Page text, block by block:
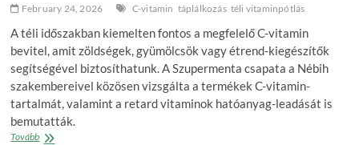
February 24, 2026 C-vitamin táplálkozás téli vitaminpótlás
A téli időszakban kiemelten fontos a megfelelő C-vitamin
bevitel, amit zöldségek, gyümölcsök vagy étrend-kiegészítők
segítségével biztosíthatunk. A Szupermenta csapata a Nébih
szakembereivel közösen vizsgálta a termékek C-vitamin-
tartalmát, valamint a retard vitaminok hatóanyag-leadását is
bemutatták.
TovábbC-